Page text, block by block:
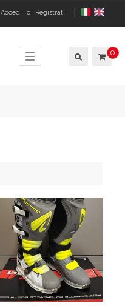
Accedi o Registrati
Toggle
navigation
0